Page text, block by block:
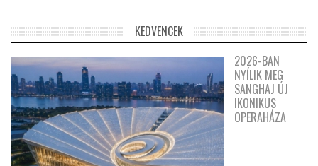
KEDVENCEK
2026-BAN
NYÍLIK MEG
SANGHAJ ÚJ
IKONIKUS
OPERAHÁZA